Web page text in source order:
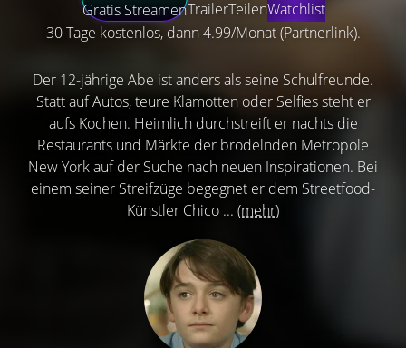
Gratis StreamenTrailerTeilenWatchlist
30 Tage kostenlos, dann 4.99/Monat (Partnerlink).
Der 12-jährige Abe ist anders als seine Schulfreunde.
Statt auf Autos, teure Klamotten oder Selfies steht er
aufs Kochen. Heimlich durchstreift er nachts die
Restaurants und Märkte der brodelnden Metropole
New York auf der Suche nach neuen Inspirationen. Bei
einem seiner Streifzüge begegnet er dem Streetfood-
Künstler Chico ... (mehr)